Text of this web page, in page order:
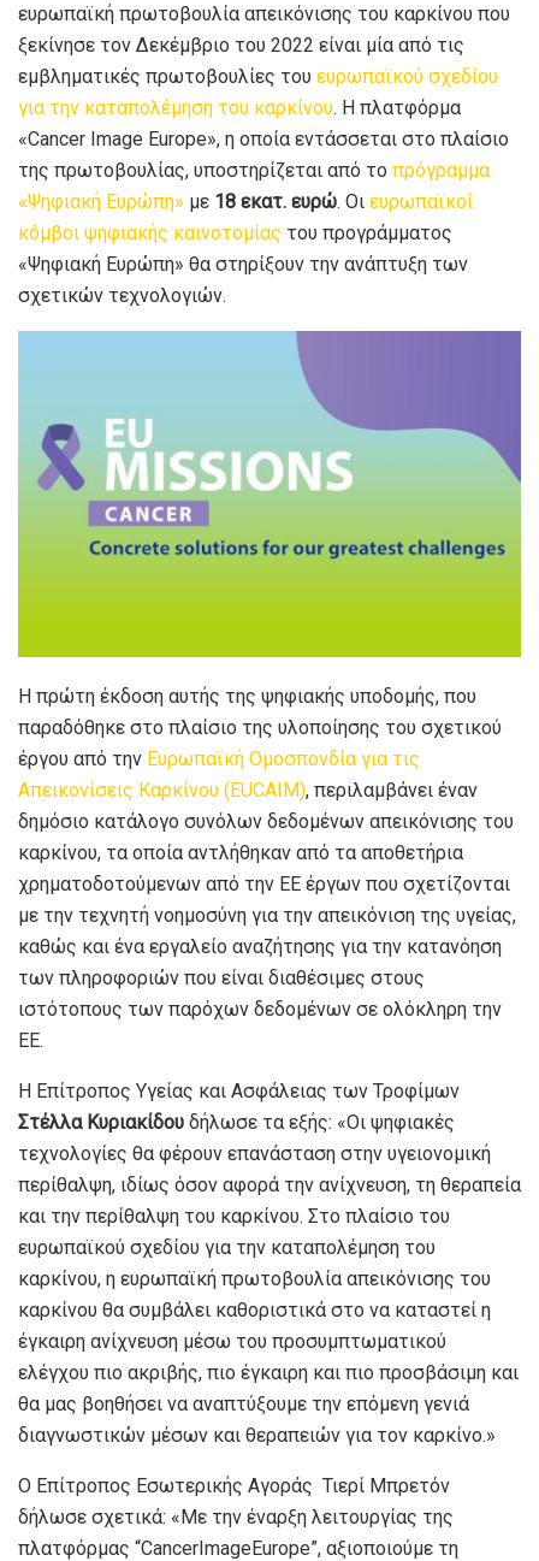
ευρωπαϊκή πρωτοβουλία απεικόνισης του καρκίνου που
ξεκίνησε τον Δεκέμβριο του 2022 είναι μία από τις
εμβληματικές πρωτοβουλίες του ευρωπαϊκού σχεδίου
για την καταπολέμηση του καρκίνου. Η πλατφόρμα
«Cancer Image Europe», η οποία εντάσσεται στο πλαίσιο
της πρωτοβουλίας, υποστηρίζεται από το πρόγραμμα
«Ψηφιακή Ευρώπη» με 18 εκατ. ευρώ. Οι ευρωπαϊκοί
κόμβοι ψηφιακής καινοτομίας του προγράμματος
«Ψηφιακή Ευρώπη» θα στηρίξουν την ανάπτυξη των
σχετικών τεχνολογιών.
Η πρώτη έκδοση αυτής της ψηφιακής υποδομής, που
παραδόθηκε στο πλαίσιο της υλοποίησης του σχετικού
έργου από την Ευρωπαϊκή Ομοσπονδία για τις
Απεικονίσεις Καρκίνου (EUCAIM), περιλαμβάνει έναν
δημόσιο κατάλογο συνόλων δεδομένων απεικόνισης του
καρκίνου, τα οποία αντλήθηκαν από τα αποθετήρια
χρηματοδοτούμενων από την ΕΕ έργων που σχετίζονται
με την τεχνητή νοημοσύνη για την απεικόνιση της υγείας,
καθώς και ένα εργαλείο αναζήτησης για την κατανόηση
των πληροφοριών που είναι διαθέσιμες στους
ιστότοπους των παρόχων δεδομένων σε ολόκληρη την
ΕΕ.
Η Επίτροπος Υγείας και Ασφάλειας των Τροφίμων
ΣτέλλαΚυριακίδου δήλωσε τα εξής: «Οι ψηφιακές
τεχνολογίες θα φέρουν επανάσταση στην υγειονομική
περίθαλψη, ιδίως όσον αφορά την ανίχνευση, τη θεραπεία
και την περίθαλψη του καρκίνου. Στο πλαίσιο του
ευρωπαϊκού σχεδίου για την καταπολέμηση του
καρκίνου, η ευρωπαϊκή πρωτοβουλία απεικόνισης του
καρκίνου θα συμβάλει καθοριστικά στο να καταστεί η
έγκαιρη ανίχνευση μέσω του προσυμπτωματικού
ελέγχου πιο ακριβής, πιο έγκαιρη και πιο προσβάσιμη και
θα μας βοηθήσει να αναπτύξουμε την επόμενη γενιά
διαγνωστικών μέσων και θεραπειών για τον καρκίνο.»
Ο Επίτροπος Εσωτερικής Αγοράς Τιερί Μπρετόν
δήλωσε σχετικά: «Με την έναρξη λειτουργίας της
πλατφόρμας “CancerImageEurope”, αξιοποιούμε τη